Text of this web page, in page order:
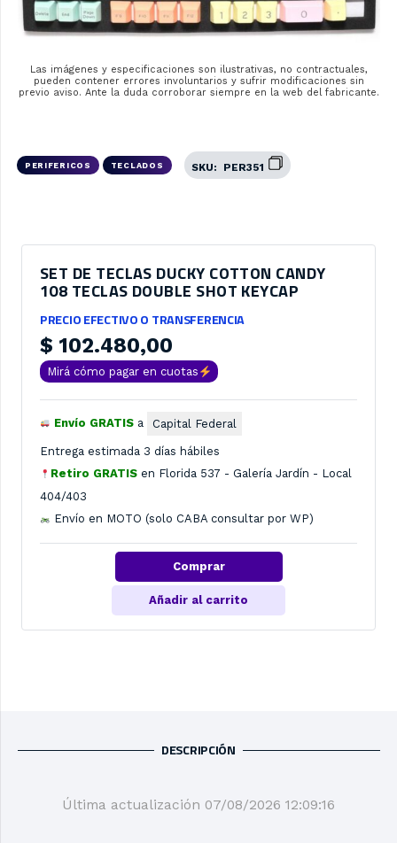
Las imágenes y especificaciones son ilustrativas, no contractuales,
pueden contener errores involuntarios y sufrir modificaciones sin
previo aviso. Ante la duda corroborar siempre en la web del fabricante.
PERIFERICOS TECLADOS SKU: PER351
SET DE TECLAS DUCKY COTTON CANDY
108 TECLAS DOUBLE SHOT KEYCAP
PRECIO EFECTIVO O TRANSFERENCIA
$ 102.480,00
Mirá cómo pagar en cuotas
Envío GRATIS a Capital Federal
Entrega estimada 3 días hábiles
Retiro GRATIS en Florida 537 - Galería Jardín - Local
404/403
Envío en MOTO (solo CABA consultar por WP)
Comprar
Añadir al carrito
DESCRIPCIÓN
Última actualización 07/08/2026 12:09:16